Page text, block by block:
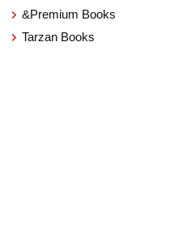
&Premium Books
Tarzan Books